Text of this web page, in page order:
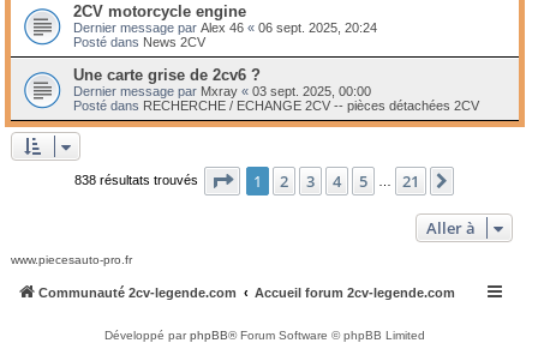
2CV motorcycle engine
Dernier message par Alex 46 « 06 sept. 2025, 20:24
Posté dans News 2CV
Une carte grise de 2cv6 ?
Dernier message par Mxray « 03 sept. 2025, 00:00
Posté dans RECHERCHE / ECHANGE 2CV -- pièces détachées 2CV
838 résultats trouvés Page 1sur21
1 2 3 4 5 21
Aller à
www.piecesauto-pro.fr
Communauté 2cv-legende.com Accueil forum 2cv-legende.com
Développé parphpBB® Forum Software © phpBB Limited